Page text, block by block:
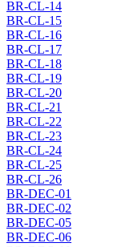
BR-CL-14
BR-CL-15
BR-CL-16
BR-CL-17
BR-CL-18
BR-CL-19
BR-CL-20
BR-CL-21
BR-CL-22
BR-CL-23
BR-CL-24
BR-CL-25
BR-CL-26
BR-DEC-01
BR-DEC-02
BR-DEC-05
BR-DEC-06